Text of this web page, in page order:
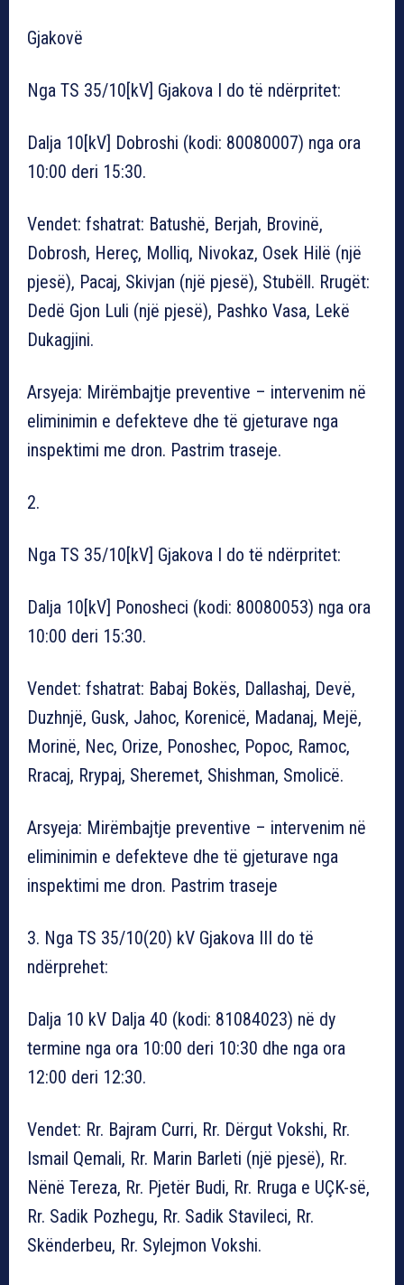
Gjakovë
Nga TS 35/10[kV] Gjakova I do të ndërpritet:
Dalja 10[kV] Dobroshi (kodi: 80080007) nga ora
10:00 deri 15:30.
Vendet: fshatrat: Batushë, Berjah, Brovinë,
Dobrosh, Hereç, Molliq, Nivokaz, Osek Hilë (një
pjesë), Pacaj, Skivjan (një pjesë), Stubëll. Rrugët:
Dedë Gjon Luli (një pjesë), Pashko Vasa, Lekë
Dukagjini.
Arsyeja: Mirëmbajtje preventive – intervenim në
eliminimin e defekteve dhe të gjeturave nga
inspektimi me dron. Pastrim traseje.
2.
Nga TS 35/10[kV] Gjakova I do të ndërpritet:
Dalja 10[kV] Ponosheci (kodi: 80080053) nga ora
10:00 deri 15:30.
Vendet: fshatrat: Babaj Bokës, Dallashaj, Devë,
Duzhnjë, Gusk, Jahoc, Korenicë, Madanaj, Mejë,
Morinë, Nec, Orize, Ponoshec, Popoc, Ramoc,
Rracaj, Rrypaj, Sheremet, Shishman, Smolicë.
Arsyeja: Mirëmbajtje preventive – intervenim në
eliminimin e defekteve dhe të gjeturave nga
inspektimi me dron. Pastrim traseje
3. Nga TS 35/10(20) kV Gjakova III do të
ndërprehet:
Dalja 10 kV Dalja 40 (kodi: 81084023) në dy
termine nga ora 10:00 deri 10:30 dhe nga ora
12:00 deri 12:30.
Vendet: Rr. Bajram Curri, Rr. Dërgut Vokshi, Rr.
Ismail Qemali, Rr. Marin Barleti (një pjesë), Rr.
Nënë Tereza, Rr. Pjetër Budi, Rr. Rruga e UÇK-së,
Rr. Sadik Pozhegu, Rr. Sadik Stavileci, Rr.
Skënderbeu, Rr. Sylejmon Vokshi.